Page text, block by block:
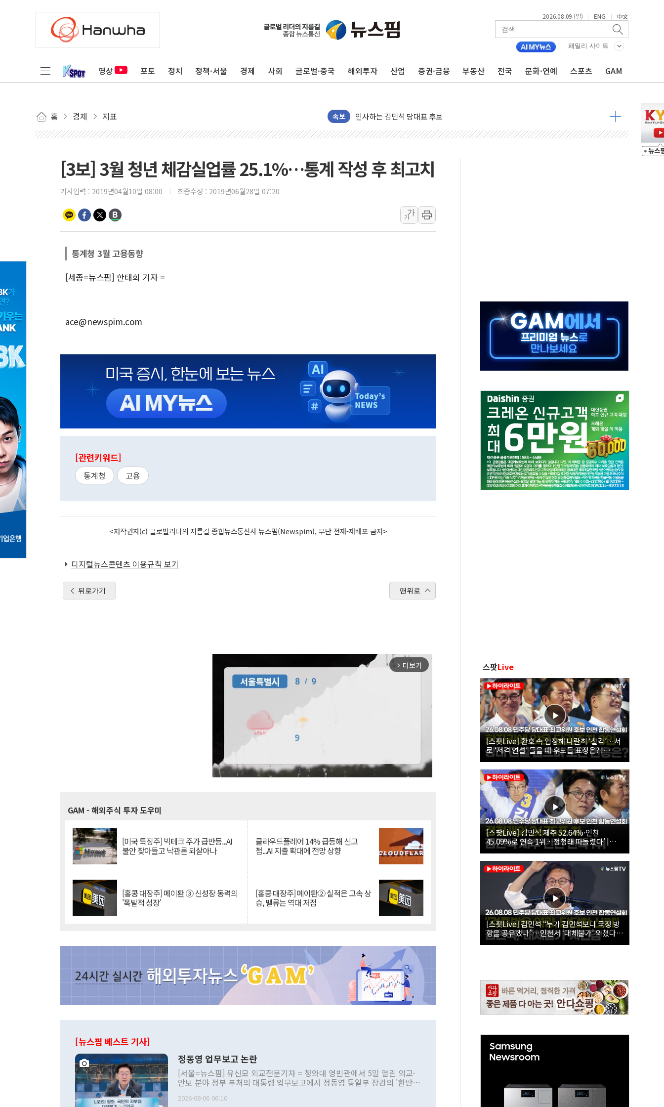
2026.08.09 (일) | ENG | 中文
패밀리 사이트
영상 포토 정치 정책·서울 경제 사회 글로벌·중국 해외투자 산업 증권·금융 부동산 전국 문화·연예 스포츠 GAM
홈 경제 지표 속보
포항시 재난예산 40억 긴급 투입…고수온 양식장 복구·지원 '총력'
울진·영덕 '호우특보'-포항 '산사태 주의보'...경북도, 호우 피해·통제구간 없어
인천 합동연설회 나선 송영길·정청래·김민석 당대표 후보
김민석, 2주차 제주·인천 경선서 정청래에 승리...47.75% vs 42.08%
[속보] 민주, 제주·인천 경선 결과 발표...김민석 47.75% 정청래 42.08%
[속보] 민주, 인천 경선 결과 발표...김민석 45.09% 정청래 43.27% 송영길 11.63%
이번주 국내 주요 금융일정(8.10~8.14)
美, 이란전 출구전략 만지작…공습 한계·탄약 부족 현실화
폐기물 수거하다 참변…60대 환경미화원 수거차에 치여 사망
서울 중랑구 주택가서 흉기 난동…60대 남성 2명 숨져
李대통령 "결혼 때문에 손해 보는 일 없게"…'결혼 페널티' 22개 과제 손본다
'화합' 꺼낸 김민석에 '뻔뻔' 받아친 정청래…제주 연설서 신경전 고조
[3보] 3월 청년 체감실업률 25.1%…통계 작성 후 최고치
기사입력 : 2019년04월10일 08:00 최종수정 : 2019년06월28일 07:20
가
가
통계청 3월 고용동향
[세종=뉴스핌] 한태희 기자 =
ace@newspim.com
[관련키워드]
통계청 고용
<저작권자(c) 글로벌리더의 지름길 종합뉴스통신사 뉴스핌(Newspim), 무단 전재-재배포 금지>
디지털뉴스콘텐츠 이용규칙 보기
뒤로가기 맨위로
arrow_forward_ios 더보기
GAM - 해외주식 투자 도우미
[미국 특징주] 빅테크 주가 급반등...AI
불안 잦아들고 낙관론 되살아나
클라우드플레어 14% 급등해 신고
점...AI 지출 확대에 전망 상향
[홍콩 대장주] 메이퇀 ③ 신성장 동력의
'폭발적 성장'
[홍콩 대장주] 메이퇀② 실적은 고속 상
승, 밸류는 역대 저점
[뉴스핌 베스트 기사]
정동영 업무보고 논란
[서울=뉴스핌] 유신모 외교전문기자 = 청와대 영빈관에서 5일 열린 외교·
안보 분야 정부 부처의 대통령 업무보고에서 정동영 통일부 장관의 '한반도
발언 중에는 정부 내 조율을 거치지 않은 사안을 정책으로 추진하겠다고 공
2026-08-06 06:10
스팟Live
[스팟Live] 환호 속 입장해 나란히 ‘찰칵’…서
로 ‘저격 연설’ 들을 때 후보들 표정은? |
26.08.08 더불어민주당 당대표·최고위원 후
보 인천 합동연설회
[스팟Live] 김민석 제주 52.64%·인천
45.09%로 연속 1위…정청래 따돌렸다’ |
26.08.08 더불어민주당 당대표·최고위원 후
보 인천 합동연설회
[스팟Live] 김민석 “누가 김민석보다 국정 방
향을 공유했나”…인천서 ‘대체불가’ 외쳤다 |
26.08.08 더불어민주당 당대표·최고위원 후